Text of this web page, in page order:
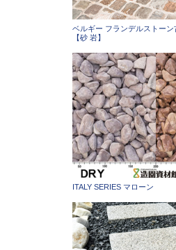
ベルギー フランデルストー
【砂 岩】
ITALY SERIES マローン